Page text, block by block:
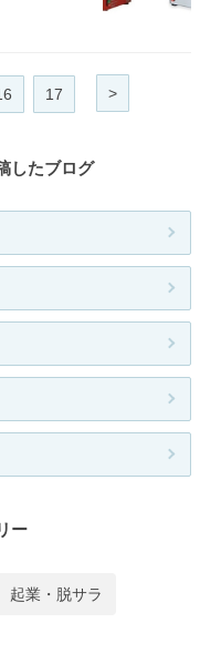
17 >
したブログ
ー
起業・脱サラ